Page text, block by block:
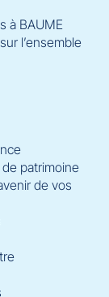
à BAUME
l’ensemble
de patrimoine
de vos